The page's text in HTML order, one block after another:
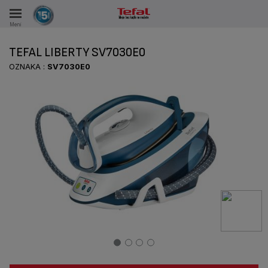
Meni
TOKOM 15 GODINA
TEFAL LIBERTY SV7030E0
OZNAKA : SV7030E0